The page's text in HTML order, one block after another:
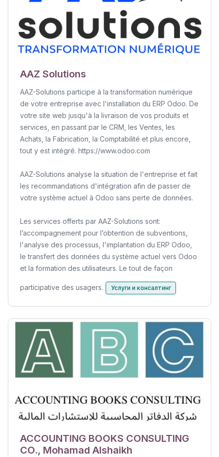
AAZ Solutions
AAZ-Solutions participe à la transformation numérique
de votre entreprise avec l'installation du ERP Odoo. De
votre site web jusqu'à la livraison de vos produits et
services, en passant par le CRM, les Ventes, les
Achats, la Fabrication, la Comptabilité et plus encore,
tout y est intégré. https://www.odoo.com
AAZ-Solutions analyse la situation de l'entreprise et fait
les recommandations d'intégration afin de passer de
votre système actuel à Odoo sans perte de données.
Les services offerts par AAZ-Solutions sont:
l’accompagnement pour l’obtention de subventions,
l'analyse des processus, l'implantation du ERP Odoo,
le transfert des données du système actuel vers Odoo
et la formation des utilisateurs. Le tout de façon
participative des usagers. Услуги и консалтинг
ACCOUNTING BOOKS CONSULTING
CO., Mohamad Alshaikh